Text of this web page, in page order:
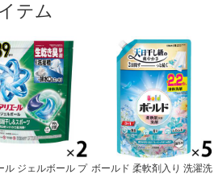
テム
ル ジェルボール プ ボールド 柔軟剤入り 洗濯洗